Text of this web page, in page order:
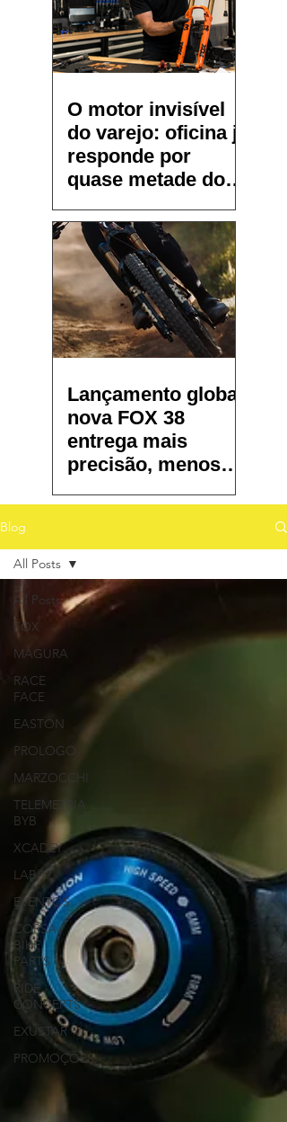
O motor invisível
do varejo: oficina já
responde por
quase metade do
pequenos bike
shops
Lançamento global:
nova FOX 38
entrega mais
precisão, menos
total
Blog
All Posts
FOX
MAGURA
RACE
FACE
EASTON
PROLOGO
MARZOCCHI
TELEMETRIA
BYB
XCADEY
LABA7
EVENTOS
CORSA
BIKE
PARTS
RIDE
CONCEPTS
EXUSTAR
PROMOÇÕES
All Posts